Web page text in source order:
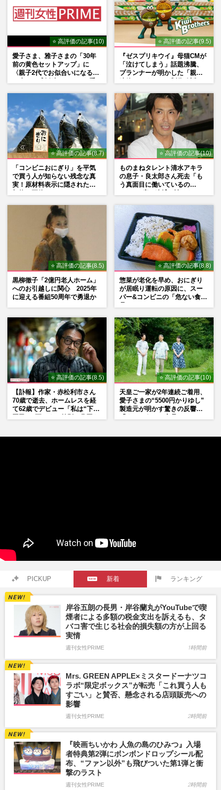
⭐ 高評価の記事(10)
愛子さま、雅子さまの「30年
前の黄色セットアップ」に
〈親子2代でお似合いになる〉
⭐ 高評価の記事(9.5)
『ゼスプリキウイ』母猫CMが
「泣けてしまう」話題沸騰、
プランナーが明かした「親に
⭐ 高評価の記事(8.7)
「コンビニおにぎり」を平気
で買う人が知らない残念な真
実！原材料表示に隠された添
⭐ 高評価の記事(10)
ものまねタレント清水アキラ
の息子・良太郎さん死去「も
う真面目に働いているの
⭐ 高評価の記事(8.5)
黒柳徹子「2億円老人ホーム」
へのお引越しに関心 2025年
に迎える番組50周年で勇退か
⭐ 高評価の記事(8.8)
惣菜が老化を早め、おにぎり
が居眠り運転の原因に、スー
パー&コンビニの「危ない食
⭐ 高評価の記事(8.5)
【訃報】作家・赤松利市さん
70歳で逝去、ホームレスを経
て62歳でデビュー「私は“下級
⭐ 高評価の記事(10)
天皇ご一家が2年連続ご着用、
愛子さまの“5500円かりゆし”
製造元が明かす驚きの反響
PICKUP 新着 ランキング
岸谷五朗の長男・岸谷蘭丸がYouTubeで喫
煙者による多額の税金支出を訴えるも、タ
バコ害で生じる社会的損失額の方が上回る
実情
週刊女性PRIME 1時間前
Mrs. GREEN APPLE×ミスタードーナツコ
ラボ“限定ボックス”が転売「これ買う人も
すごい」と賛否、懸念される店頭販売への
影響
週刊女性PRIME 2時間前
『映画ちいかわ 人魚の島のひみつ』入場
者特典第2弾にボンボンドロップシール配
布、“ファン以外”も飛びついた第1弾と衝
撃のラスト
週刊女性PRIME 2時間前